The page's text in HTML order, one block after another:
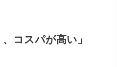
コスパが高い」